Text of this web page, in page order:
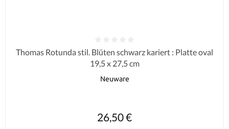
Durchschnittliche Bewertung von 0 von 5 Sternen
Thomas Rotunda stil. Blüten schwarz kariert : Platte oval
19,5 x 27,5 cm
Neuware
26,50 €